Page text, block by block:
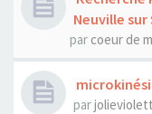
Neuville sur
par coeur de
microkinési
par